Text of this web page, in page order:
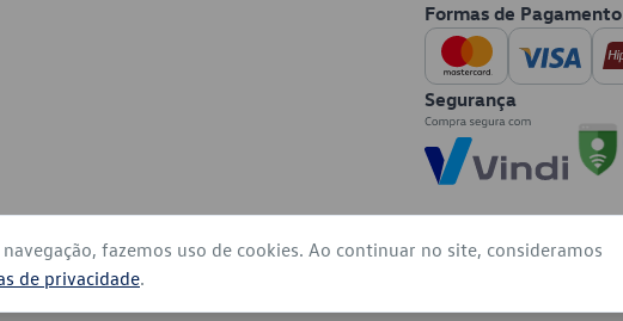
Formas de Pagamento
Segurança
reservados
fazemos uso de cookies. Ao continuar no site, consideramos
de privacidade.